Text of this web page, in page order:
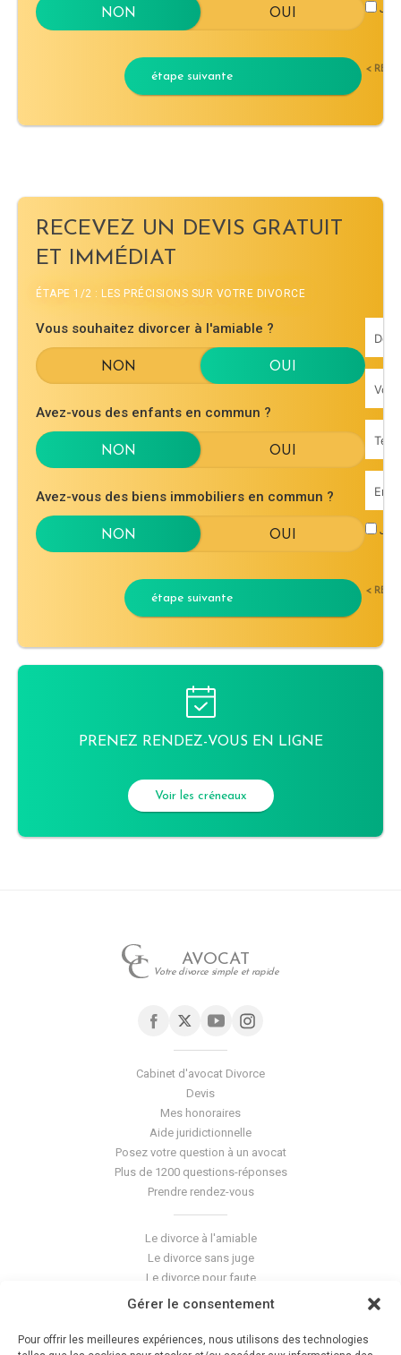
Gérer le consentement
Pour offrir les meilleures expériences, nous utilisons des technologies
étape suivante <
RECEVEZ UN DEVIS GRATUIT
ET IMMÉDIAT
ÉTAPE 1/2 : LES PRÉCISIONS SUR VOTRE DIVORCE
Vous souhaitez divorcer à l'amiable ?
Avez-vous des enfants en commun ?
Avez-vous des biens immobiliers en commun ?
étape suivante <
PRENEZ RENDEZ-VOUS EN LIGNE
Voir les créneaux
AVOCAT
Votre divorce simple et rapide
Cabinet d'avocat Divorce
Devis
Mes honoraires
Aide juridictionnelle
Posez votre question à un avocat
Plus de 1200 questions-réponses
Prendre rendez-vous
Le divorce à l'amiable
Le divorce sans juge
Le divorce pour faute
Le divorce accepté
La séparation de corps